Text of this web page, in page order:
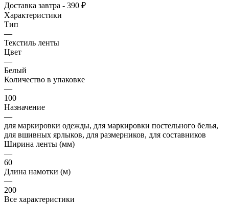
Доставка завтра - 390 ₽
Характеристики
Тип
—
Текстиль ленты
Цвет
—
Белый
Количество в упаковке
—
100
Назначение
—
для маркировки одежды, для маркировки постельного белья,
для вшивных ярлыков, для размерников, для составников
Ширина ленты (мм)
—
60
Длина намотки (м)
—
200
Все характеристики